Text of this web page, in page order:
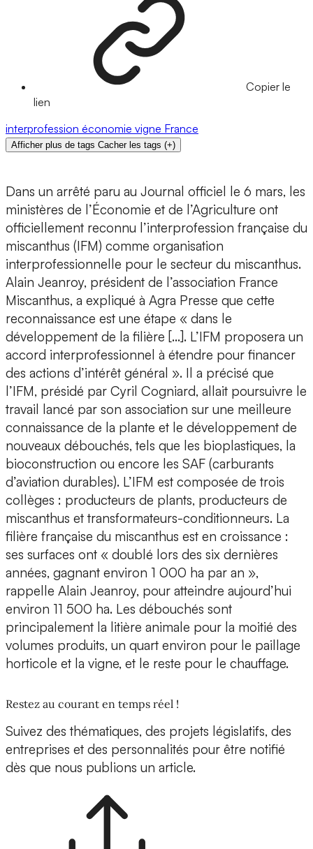
Copier le
lien
interprofession économie vigne France
Afficher plus de tags Cacher les tags (+)
Dans un arrêté paru au Journal officiel le 6 mars, les
ministères de l’Économie et de l’Agriculture ont
officiellement reconnu l’interprofession française du
miscanthus (IFM) comme organisation
interprofessionnelle pour le secteur du miscanthus.
Alain Jeanroy, président de l’association France
Miscanthus, a expliqué à Agra Presse que cette
reconnaissance est une étape « dans le
développement de la filière […]. L’IFM proposera un
accord interprofessionnel à étendre pour financer
des actions d’intérêt général ». Il a précisé que
l’IFM, présidé par Cyril Cogniard, allait poursuivre le
travail lancé par son association sur une meilleure
connaissance de la plante et le développement de
nouveaux débouchés, tels que les bioplastiques, la
bioconstruction ou encore les SAF (carburants
d’aviation durables). L’IFM est composée de trois
collèges : producteurs de plants, producteurs de
miscanthus et transformateurs-conditionneurs. La
filière française du miscanthus est en croissance :
ses surfaces ont « doublé lors des six dernières
années, gagnant environ 1 000 ha par an »,
rappelle Alain Jeanroy, pour atteindre aujourd’hui
environ 11 500 ha. Les débouchés sont
principalement la litière animale pour la moitié des
volumes produits, un quart environ pour le paillage
horticole et la vigne, et le reste pour le chauffage.
Restez au courant en temps réel !
Suivez des thématiques, des projets législatifs, des
entreprises et des personnalités pour être notifié
dès que nous publions un article.